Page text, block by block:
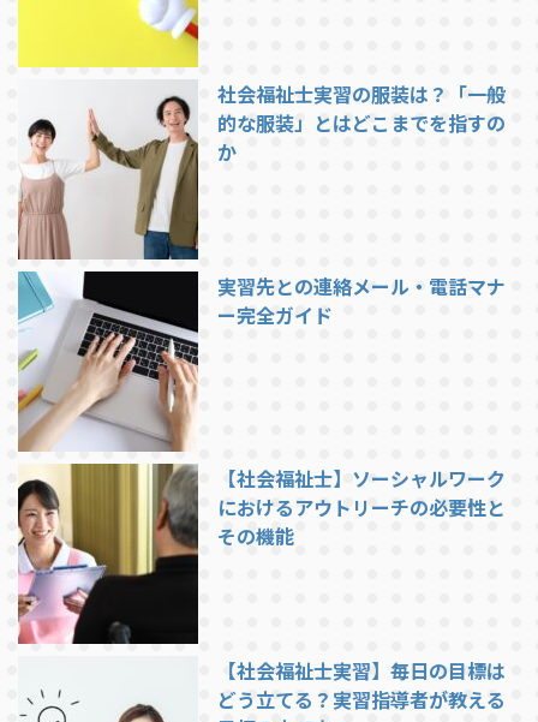
社会福祉士実習の服装は？「一般
的な服装」とはどこまでを指すの
か
実習先との連絡メール・電話マナ
ー完全ガイド
【社会福祉士】ソーシャルワーク
におけるアウトリーチの必要性と
その機能
【社会福祉士実習】毎日の目標は
どう立てる？実習指導者が教える